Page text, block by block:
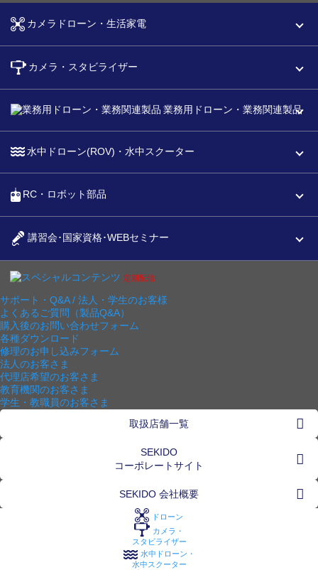
カメラドローン・生活家電
カメラ・スタビライザー
業務用ドローン・業務関連製品
水中ドローン(ROV)・水中スクーター
RC・ロボット部品
講習会･国家資格･WEBセミナー
スペシャルコンテンツ 定期配信!
サポート・Q&A / 法人・学生のお客様
よくあるご質問（製品Q&A）
購入後のお問い合わせフォーム
各種ダウンロード
修理のお申し込みフォーム
法人のお客さま
代理店希望のお客さま
教育機関のお客さま
学生・教職員のお客さま
取扱店舗一覧
SEKIDO
コーポレートサイト
SEKIDO 会社概要
ドローン
カメラ・
スタビライザー
水中ドローン・
水中スクーター